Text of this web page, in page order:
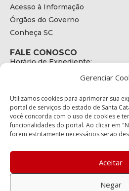
Gerenciar
Utilizamos cookies para aprimorar sua
portal de serviços do estado de Santa
você concorda com o uso de cookies e
funcionalidades do portal. Ao clicar em
forem estritamente necessários serão
Aceitar
Negar
Acesso à Informação
Órgãos do Governo
Conheça SC
FALE CONOSCO
Horário de Expediente:
E-mail:
ENDEREÇO
Endereço:
Bairro:
Coqueiros, Florianópolis SC
88.080-160